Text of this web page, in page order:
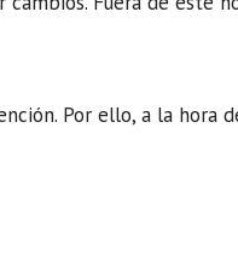
Por ello, a la hora